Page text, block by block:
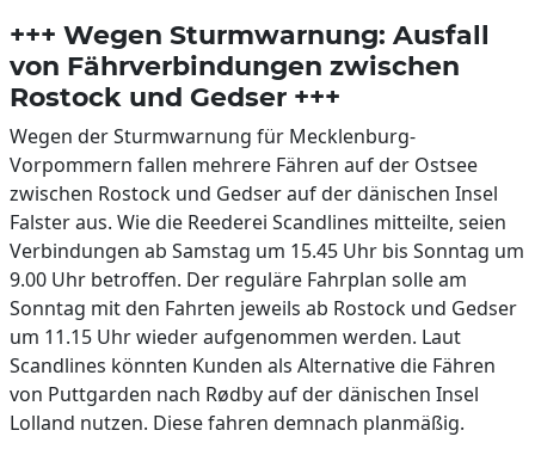
+++ Wegen Sturmwarnung: Ausfall
von Fährverbindungen zwischen
Rostock und Gedser +++
Wegen der Sturmwarnung für Mecklenburg-
Vorpommern fallen mehrere Fähren auf der Ostsee
zwischen Rostock und Gedser auf der dänischen Insel
Falster aus. Wie die Reederei Scandlines mitteilte, seien
Verbindungen ab Samstag um 15.45 Uhr bis Sonntag um
9.00 Uhr betroffen. Der reguläre Fahrplan solle am
Sonntag mit den Fahrten jeweils ab Rostock und Gedser
um 11.15 Uhr wieder aufgenommen werden. Laut
Scandlines könnten Kunden als Alternative die Fähren
von Puttgarden nach Rødby auf der dänischen Insel
Lolland nutzen. Diese fahren demnach planmäßig.